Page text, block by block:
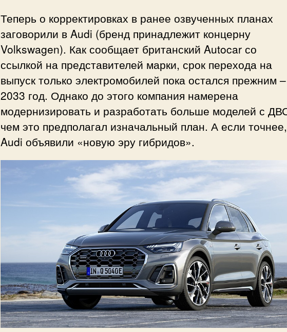
Теперь о корректировках в ранее озвученных планах
заговорили в Audi (бренд принадлежит концерну
Volkswagen). Как сообщает британский Autocar со
ссылкой на представителей марки, срок перехода на
выпуск только электромобилей пока остался прежним –
2033 год. Однако до этого компания намерена
модернизировать и разработать больше моделей с
чем это предполагал изначальный план. А если
Audi объявили «новую эру гибридов».